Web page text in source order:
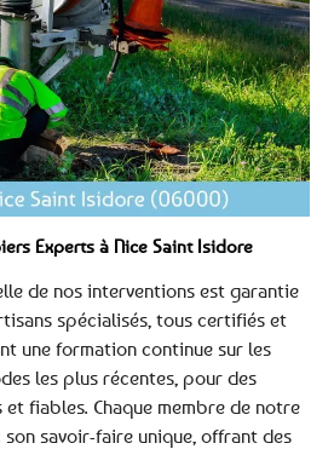
Experts à Nice Saint Isidore
de nos interventions est garantie
spécialisés, tous certifiés et
une formation continue sur les
les plus récentes, pour des
fiables. Chaque membre de notre
savoir-faire unique, offrant des